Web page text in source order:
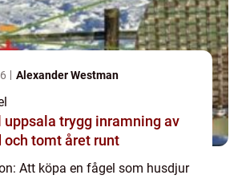
Alexander Westman
inramning av
och tomt året runt
Att köpa en fågel som husdjur